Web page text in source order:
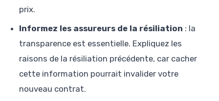
prix.
Informez les assureurs de la résiliation : la
transparence est essentielle. Expliquez les
raisons de la résiliation précédente, car cacher
cette information pourrait invalider votre
nouveau contrat.